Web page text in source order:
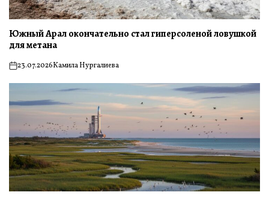
Южный Арал окончательно стал гиперсоленой ловушкой
для метана
on23.07.2026Камила Нургалиева